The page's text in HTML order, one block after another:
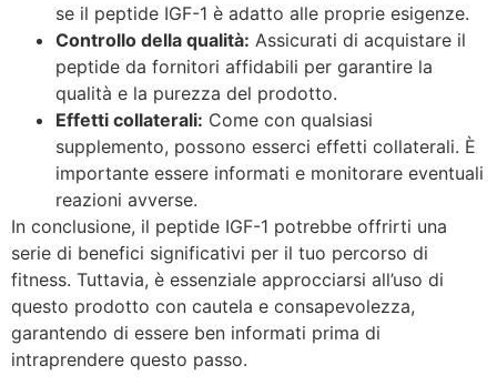
se il peptide IGF-1 è adatto alle proprie esigenze.
Controllo della qualità: Assicurati di acquistare il
peptide da fornitori affidabili per garantire la
qualità e la purezza del prodotto.
Effetti collaterali: Come con qualsiasi
supplemento, possono esserci effetti collaterali. È
importante essere informati e monitorare eventuali
reazioni avverse.
In conclusione, il peptide IGF-1 potrebbe offrirti una
serie di benefici significativi per il tuo percorso di
fitness. Tuttavia, è essenziale approcciarsi all’uso di
questo prodotto con cautela e consapevolezza,
garantendo di essere ben informati prima di
intraprendere questo passo.